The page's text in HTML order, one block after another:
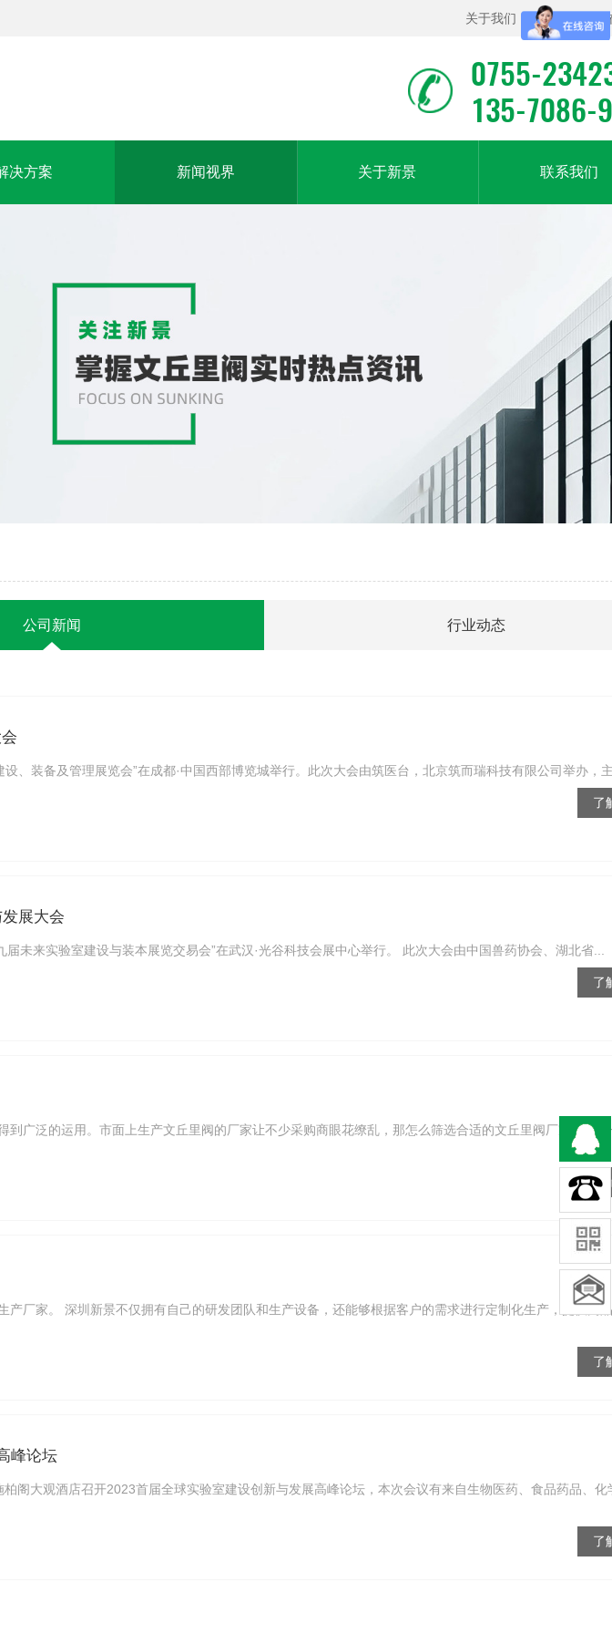
关于我们 | 联系我们 |
0755-
135-7086-
决方案 新闻视界 关于新景 联系我们
公司新闻 行业动态
、装备及管理展览会”在成都·中国西部博览城举行。此次大会由筑医台，北京筑而瑞科技有限公司举办，
了
展大会
未来实验室建设与装本展览交易会”在武汉·光谷科技会展中心举行。 此次大会由中国兽药协会、湖北省...
了
广泛的运用。市面上生产文丘里阀的厂家让不少采购商眼花缭乱，那怎么筛选合适的文丘里阀厂家呢？
了
厂家。 深圳新景不仅拥有自己的研发团队和生产设备，还能够根据客户的需求进行定制化生产，提供高
了
峰论坛
阁大观酒店召开2023首届全球实验室建设创新与发展高峰论坛，本次会议有来自生物医药、食品药品、化
了